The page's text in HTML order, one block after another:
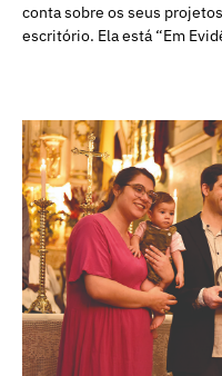
conta sobre os seus
escritório. Ela está “Em